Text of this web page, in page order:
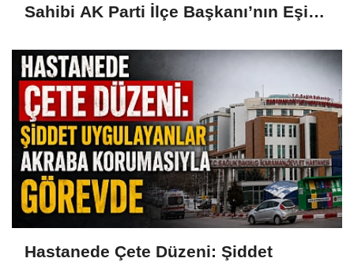
Sahibi AK Parti İlçe Başkanı’nın Eşi
Hastanede Çete Düzeni: Şiddet